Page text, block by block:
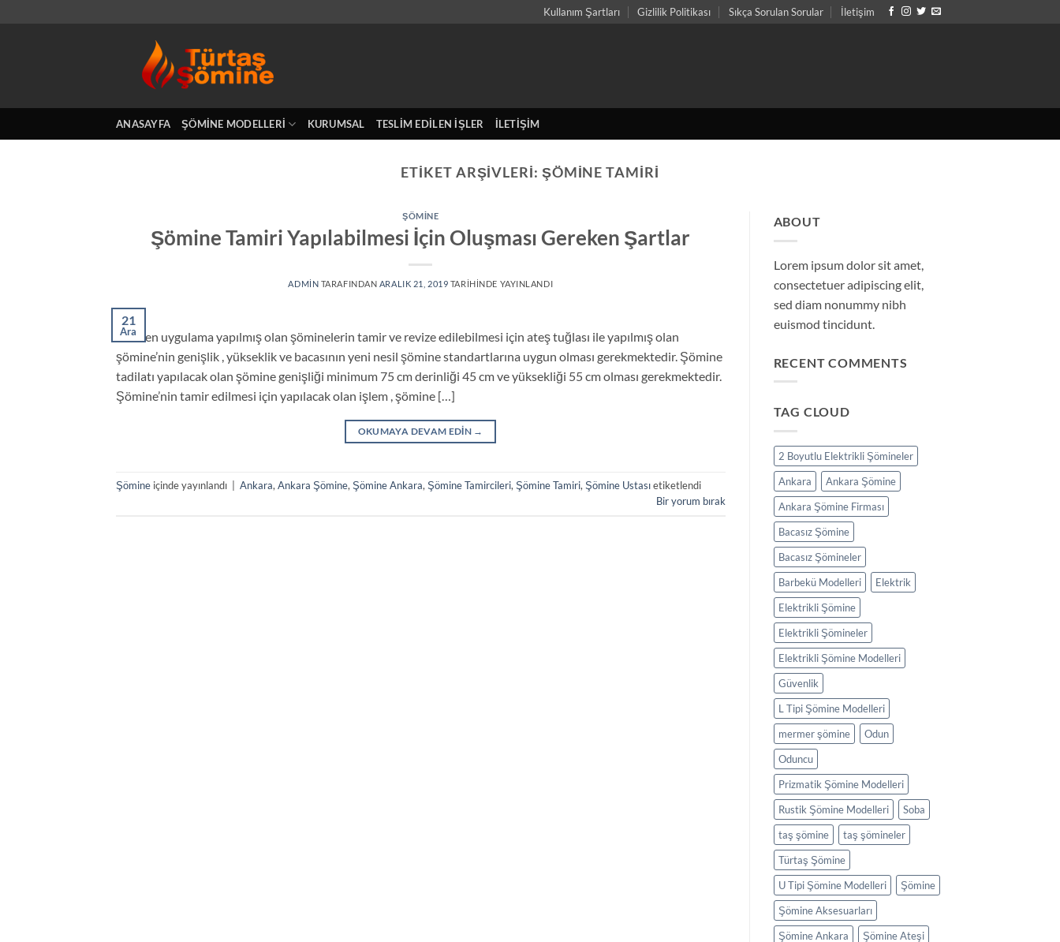
Kullanım Şartları Gizlilik Politikası Sıkça Sorulan Sorular İletişim
ANASAYFA ŞÖMINE MODELLERI KURUMSAL TESLIM EDILEN İŞLER İLETIŞIM
ETIKET ARŞIVLERI: ŞÖMINE TAMIRI
ŞÖMINE
Şömine Tamiri Yapılabilmesi İçin Oluşması Gereken Şartlar
ADMIN TARAFINDAN ARALIK 21, 2019 TARIHINDE YAYINLANDI
21
Ara
Eskiden uygulama yapılmış olan şöminelerin tamir ve revize edilebilmesi için ateş tuğlası ile yapılmış olan
şömine’nin genişlik , yükseklik ve bacasının yeni nesil şömine standartlarına uygun olması gerekmektedir. Şömine
tadilatı yapılacak olan şömine genişliği minimum 75 cm derinliği 45 cm ve yüksekliği 55 cm olması gerekmektedir.
Şömine’nin tamir edilmesi için yapılacak olan işlem , şömine […]
OKUMAYA DEVAM EDIN →
Şömine içinde yayınlandı Ankara, Ankara Şömine, Şömine Ankara, Şömine Tamircileri, Şömine Tamiri, Şömine Ustasıetiketlendi
Bir yorum bırak
ABOUT
Lorem ipsum dolor sit amet,
consectetuer adipiscing elit,
sed diam nonummy nibh
euismod tincidunt.
RECENT COMMENTS
TAG CLOUD
2 Boyutlu Elektrikli Şömineler
Ankara
Ankara Şömine
Ankara Şömine Firması
Bacasız Şömine
Bacasız Şömineler
Barbekü Modelleri
Elektrik
Elektrikli Şömine
Elektrikli Şömineler
Elektrikli Şömine Modelleri
Güvenlik
L Tipi Şömine Modelleri
mermer şömine
Odun
Oduncu
Prizmatik Şömine Modelleri
Rustik Şömine Modelleri
Soba
taş şömine
taş şömineler
Türtaş Şömine
U Tipi Şömine Modelleri
Şömine
Şömine Aksesuarları
Şömine Ankara
Şömine Ateşi